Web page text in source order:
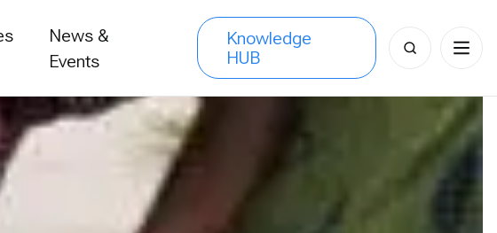
News &
Events
Knowledge
HUB
Search
for: